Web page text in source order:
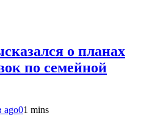
о планах
по семейной
ago01 mins